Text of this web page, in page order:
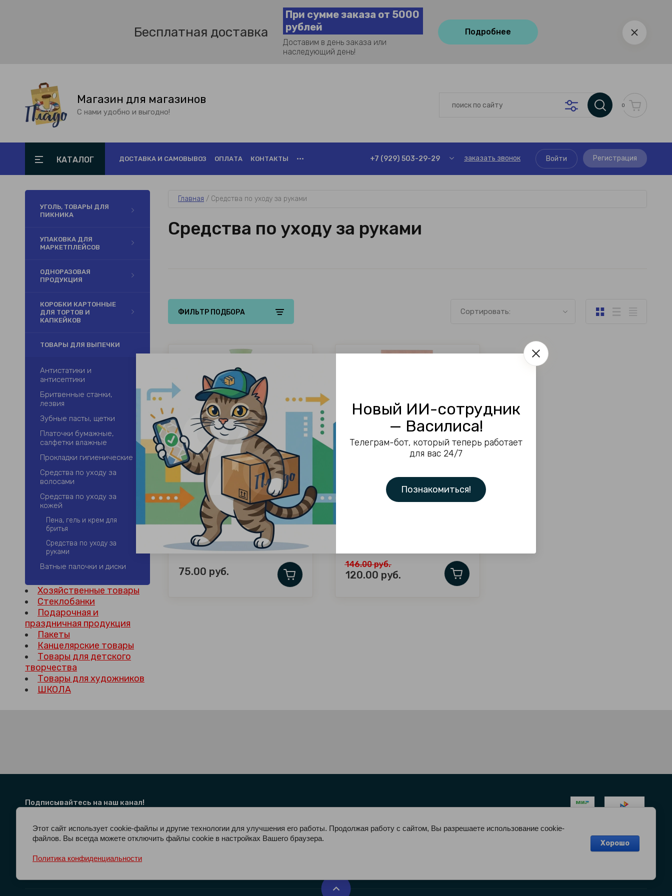
Бесплатная доставка
При сумме заказа от 5000
рублей
Доставим в день заказа или
наследующий день!
Подробнее
Магазин для магазинов
С нами удобно и выгодно!
0
КАТАЛОГ ДОСТАВКА И САМОВЫВОЗ ОПЛАТА КОНТАКТЫ ••• +7 (929) 503-29-29 заказать звонок Войти Регистрация
УГОЛЬ, ТОВАРЫ ДЛЯ
ПИКНИКА
УПАКОВКА ДЛЯ
МАРКЕТПЛЕЙСОВ
ОДНОРАЗОВАЯ
ПРОДУКЦИЯ
КОРОБКИ КАРТОННЫЕ
ДЛЯ ТОРТОВ И
КАПКЕЙКОВ
ТОВАРЫ ДЛЯ ВЫПЕЧКИ
Антистатики и
антисептики
Бритвенные станки,
лезвия
Зубные пасты, щетки
Платочки бумажные,
салфетки влажные
Прокладки гигиенические
Средства по уходу за
волосами
Средства по уходу за
кожей
Пена, гель и крем для
бритья
Средства по уходу за
руками
Ватные палочки и диски
Хозяйственные товары
Стеклобанки
Подарочная и
праздничная продукция
Пакеты
Канцелярские товары
Товары для детского
творчества
Товары для художников
ШКОЛА
Главная / Средства по уходу за руками
Средства по уходу за руками
ФИЛЬТР ПОДБОРА Сортировать:
Жидкость для снятия лака "Ласка"
100мл
Артикул:нет
75.00 руб.
146.00руб.
120.00 руб.
Подписывайтесь на наш канал!
ДОСТАВКА И САМОВЫВОЗ
Этот сайт использует cookie-файлы и другие технологии для улучшения его работы. Продолжая работу с сайтом, Вы разрешаете использование cookie-
файлов. Вы всегда можете отключить файлы cookie в настройках Вашего браузера.
Политика конфиденциальности
Хорошо
Новый ИИ-сотрудник
— Василиса!
Телеграм-бот, который теперь работает
для вас 24/7
Познакомиться!